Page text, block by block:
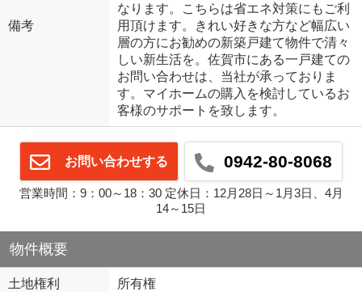
備考
なります。こちらは省エネ対策にもご利
用頂けます。きれい好きな方など幅広い
層の方にお勧めの新築戸建て物件で清々
しい新生活を。佐賀市にある一戸建ての
お問い合わせは、当社が承っておりま
す。マイホームの購入を検討しているお
客様のサポートを致します。
お問い合わせする 0942-80-8068
営業時間：9：00～18：30 定休日：12月28日～1月3日、4月
14～15日
物件概要
土地権利 所有権